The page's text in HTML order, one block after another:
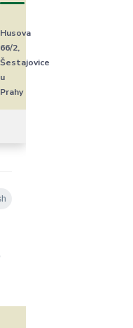
Husova
66/2,
Šestajovice
u
Prahy